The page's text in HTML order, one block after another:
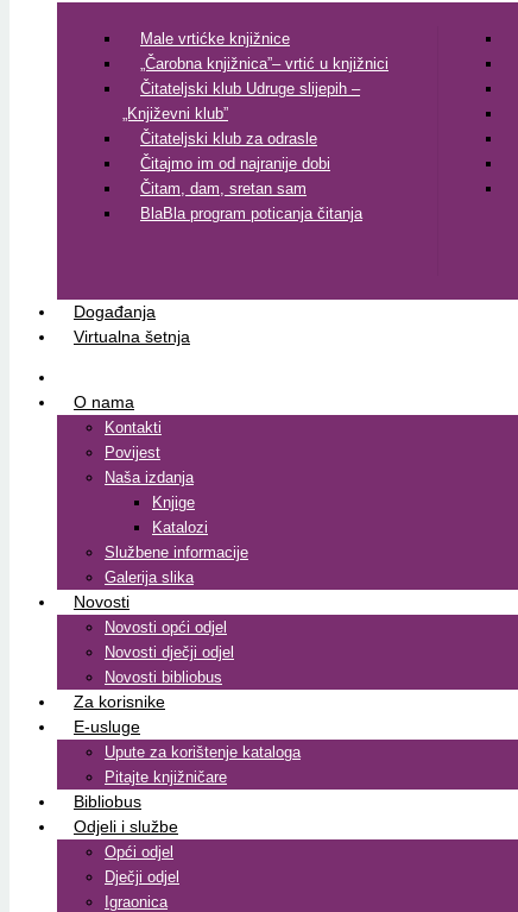
Male vrtićke knjižnice
„Čarobna knjižnica”– vrtić u knjižnici
Čitateljski klub Udruge slijepih –
„Književni klub”
Čitateljski klub za odrasle
Čitajmo im od najranije dobi
Čitam, dam, sretan sam
BlaBla program poticanja čitanja
Događanja
Virtualna šetnja
O nama
Kontakti
Povijest
Naša izdanja
Knjige
Katalozi
Službene informacije
Galerija slika
Novosti
Novosti opći odjel
Novosti dječji odjel
Novosti bibliobus
Za korisnike
E-usluge
Upute za korištenje kataloga
Pitajte knjižničare
Bibliobus
Odjeli i službe
Opći odjel
Dječji odjel
Igraonica